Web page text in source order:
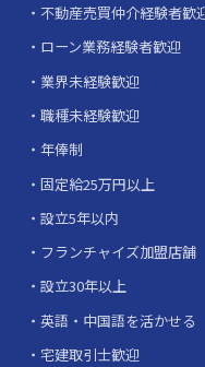
不動産売買仲介経験者歓
ローン業務経験者歓迎
業界未経験歓迎
職種未経験歓迎
年俸制
固定給25万円以上
設立5年以内
フランチャイズ加盟店舗
設立30年以上
英語・中国語を活かせる
宅建取引士歓迎